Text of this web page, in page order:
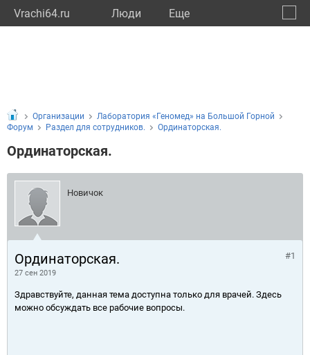
Vrachi64.ru Люди Eще
Организации
Лаборатория «Геномед» на Большой Горной
Форум
Раздел для сотрудников. Ординаторская.
Ординаторская.
Новичок
Ординаторская.
27 сен 2019
#1
Здравствуйте, данная тема доступна только для врачей. Здесь
можно обсуждать все рабочие вопросы.